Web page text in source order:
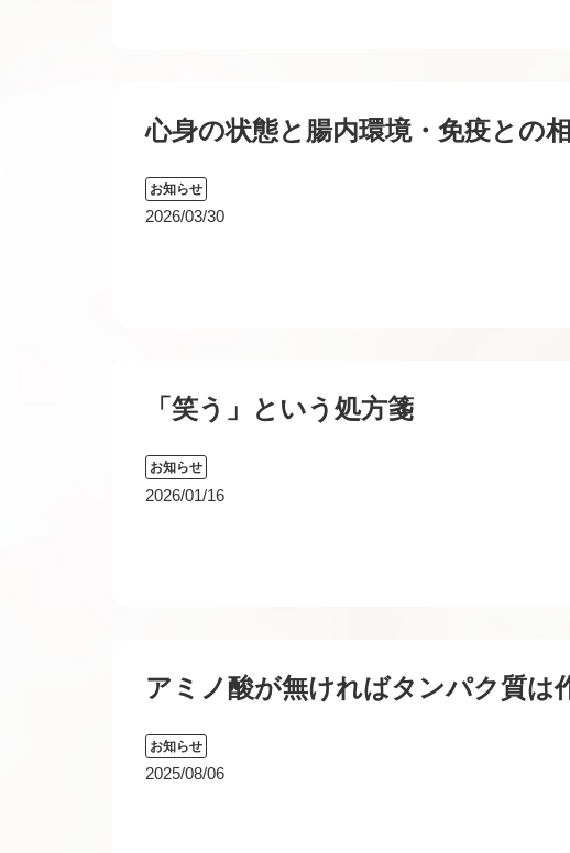
心身の状態と腸内環境・免疫との
お知らせ
2026/03/30
「笑う」という処方箋
お知らせ
2026/01/16
アミノ酸が無ければタンパク質は
お知らせ
2025/08/06